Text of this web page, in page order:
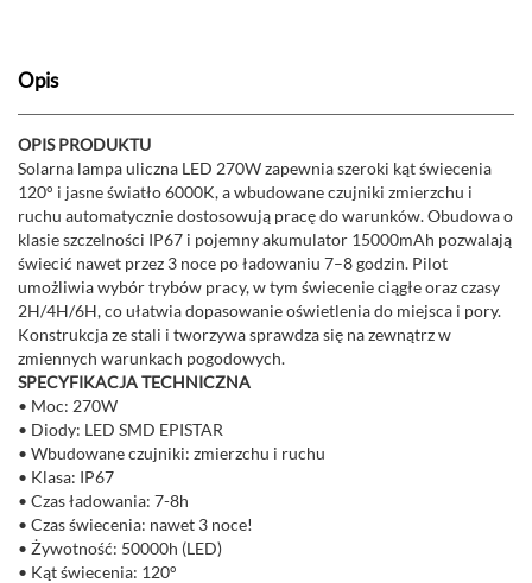
Opis
OPIS PRODUKTU
Solarna lampa uliczna LED 270W zapewnia szeroki kąt świecenia
120° i jasne światło 6000K, a wbudowane czujniki zmierzchu i
ruchu automatycznie dostosowują pracę do warunków. Obudowa o
klasie szczelności IP67 i pojemny akumulator 15000mAh pozwalają
świecić nawet przez 3 noce po ładowaniu 7–8 godzin. Pilot
umożliwia wybór trybów pracy, w tym świecenie ciągłe oraz czasy
2H/4H/6H, co ułatwia dopasowanie oświetlenia do miejsca i pory.
Konstrukcja ze stali i tworzywa sprawdza się na zewnątrz w
zmiennych warunkach pogodowych.
SPECYFIKACJA TECHNICZNA
• Moc: 270W
• Diody: LED SMD EPISTAR
• Wbudowane czujniki: zmierzchu i ruchu
• Klasa: IP67
• Czas ładowania: 7-8h
• Czas świecenia: nawet 3 noce!
• Żywotność: 50000h (LED)
• Kąt świecenia: 120°